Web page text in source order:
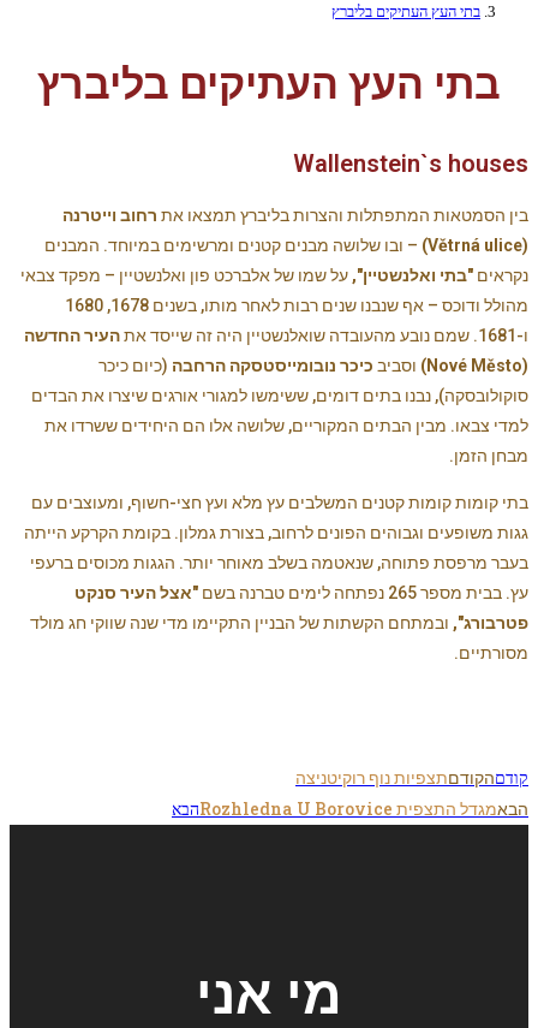
בתי העץ העתיקים בליברץ
בתי העץ העתיקים בליברץ
Wallenstein`s houses
בין הסמטאות המתפתלות והצרות בליברץ תמצאו את רחוב וייטרנה
(Větrná ulice)
– ובו שלושה מבנים קטנים ומרשימים במיוחד. המבנים
נקראים "בתי ואלנשטיין", על שמו של אלברכט פון ואלנשטיין – מפקד צבאי
מהולל ודוכס – אף שנבנו שנים רבות לאחר מותו, בשנים 1678, 1680
ו-1681. שמם נובע מהעובדה שואלנשטיין היה זה שייסד את
העיר החדשה
(Nové Město)
וסביב כיכר נובומייסטסקה הרחבה (כיום כיכר
סוקולובסקה), נבנו בתים דומים, ששימשו למגורי אורגים שיצרו את הבדים
למדי צבאו. מבין הבתים המקוריים, שלושה אלו הם היחידים ששרדו את
מבחן הזמן.
בתי קומות קומות קטנים המשלבים עץ מלא ועץ חצי-חשוף, ומעוצבים עם
גגות משופעים וגבוהים הפונים לרחוב, בצורת גמלון. בקומת הקרקע הייתה
בעבר מרפסת פתוחה, שנאטמה בשלב מאוחר יותר. הגגות מכוסים ברעפי
עץ. בבית מספר 265 נפתחה לימים טברנה בשם
"אצל העיר סנקט
פטרבורג", ובמתחם הקשתות של הבניין התקיימו מדי שנה שווקי חג מולד
מסורתיים.
קודםהקודםתצפיות נוף רוקיטניצה
הבאמגדל התצפית Rozhledna U Borovice הבא
מי אני